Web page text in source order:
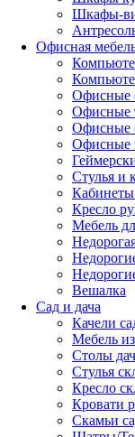
Шкафы-
Офисная
Офисные
Офисные
Офисные
Офисные
Стулья и
Кабинеты
Кресло
Мебель
Вешалка
Сад и дача
Качели
Мебель
Столы
Стулья
Кресло
Кровати
Скамьи